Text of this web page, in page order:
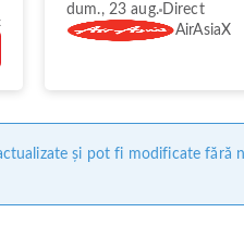
dum., 23 aug. Direct
AirAsiaX
și pot fi modificate fără